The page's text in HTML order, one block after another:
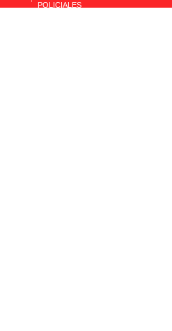
POLICIALES